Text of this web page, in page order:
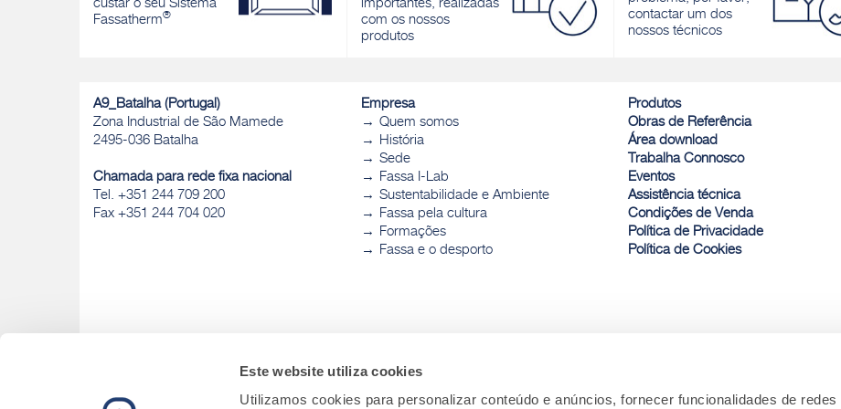
Este website utiliza cookies
Utilizamos cookies para personalizar conteúdo e anúncios, fornecer funcionalidades de
Descobrir
varandas submetidos a impulso
hidrostático positivo e negativo
custar o seu Sistema
Fassatherm®
importantes, realizadas
com os nossos
produtos
contactar um dos
nossos técnicos
A9_Batalha (Portugal)
Zona Industrial de São Mamede
2495-036 Batalha
Chamada para rede fixa nacional
Tel. +351 244 709 200
Fax +351 244 704 020
Empresa
Quem somos
História
Sede
Fassa I-Lab
Sustentabilidade e Ambiente
Fassa pela cultura
Formações
Fassa e o desporto
Produtos
Obras de Referência
Área download
Trabalha Connosco
Eventos
Assistência técnica
Condições de Venda
Política de Privacidade
Política de Cookies